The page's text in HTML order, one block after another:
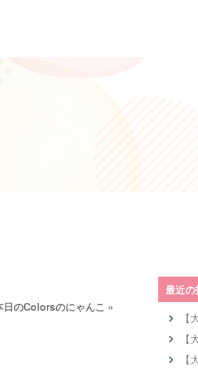
日のColorsのにゃんこ »
最近の
【
【
【